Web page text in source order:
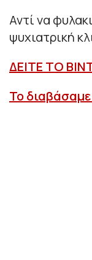
Αντί να
ψυχιατρική
ΔΕΙΤΕ ΤΟ
Το